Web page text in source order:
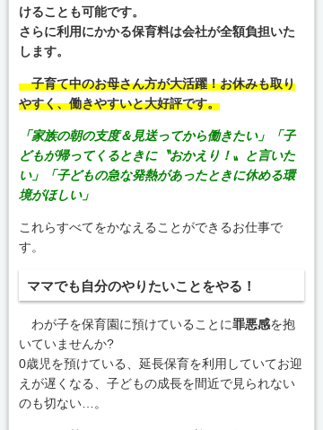
けることも可能です。
さらに利用にかかる保育料は会社が全額負担いた
します。
子育て中のお母さん方が大活躍！お休みも取り
やすく、働きやすいと大好評です。
「家族の朝の支度＆見送ってから働きたい」「子
どもが帰ってくるときに〝おかえり！〟と言いた
い」「子どもの急な発熱があったときに休める環
境がほしい」
これらすべてをかなえることができるお仕事で
す。
ママでも自分のやりたいことをやる！
わが子を保育園に預けていることに罪悪感を抱
いていませんか?
0歳児を預けている、延長保育を利用していてお迎
えが遅くなる、子どもの成長を間近で見られない
のも切ない…。